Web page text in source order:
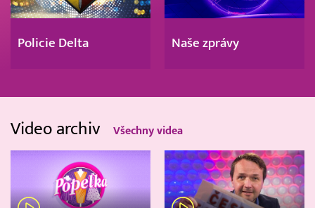
Policie Delta Naše zprávy
Video archiv Všechny videa